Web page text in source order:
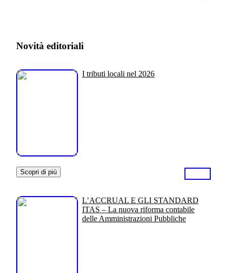
Novità editoriali
I tributi locali nel 2026
Scopri di più
L’ACCRUAL E GLI STANDARD
ITAS – La nuova riforma contabile
delle Amministrazioni Pubbliche